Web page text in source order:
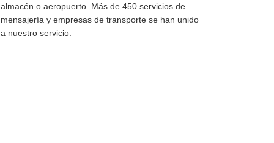
almacén o aeropuerto. Más de 450 servicios de
mensajería y empresas de transporte se han unido
a nuestro servicio.